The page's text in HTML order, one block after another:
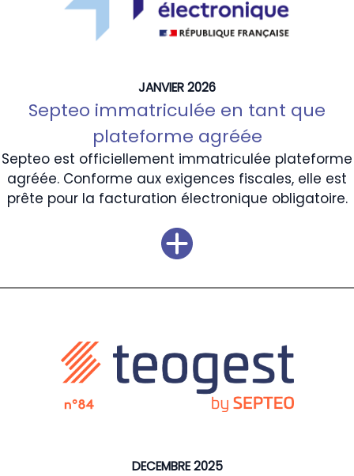
JANVIER 2026
Septeo immatriculée en tant que
plateforme agréée
Septeo est officiellement immatriculée plateforme
agréée. Conforme aux exigences fiscales, elle est
prête pour la facturation électronique obligatoire.
DECEMBRE 2025